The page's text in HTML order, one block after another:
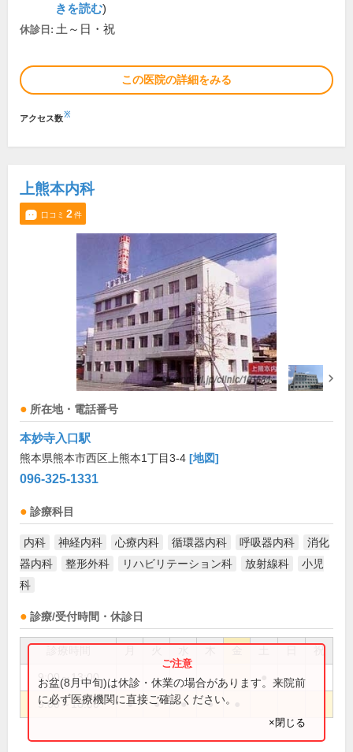
きを読む)
休診日: 土～日・祝
この医院の詳細をみる
アクセス数※
上熊本内科
口コミ 2件
所在地・電話番号
本妙寺入口駅
熊本県熊本市西区上熊本1丁目3-4 [地図]
096-325-1331
診療科目
内科 神経内科 心療内科 循環器内科 呼吸器内科
消化
器内科
整形外科 リハビリテーション科 放射線科
小児
科
診療/受付時間・休診日
祝
9:00～13:00
9:00～18:00 ● ● ● ●
お盆(8月中旬)は休診・休業の場合があります。来院前
に必ず医療機関に直接ご確認ください。
×閉じる